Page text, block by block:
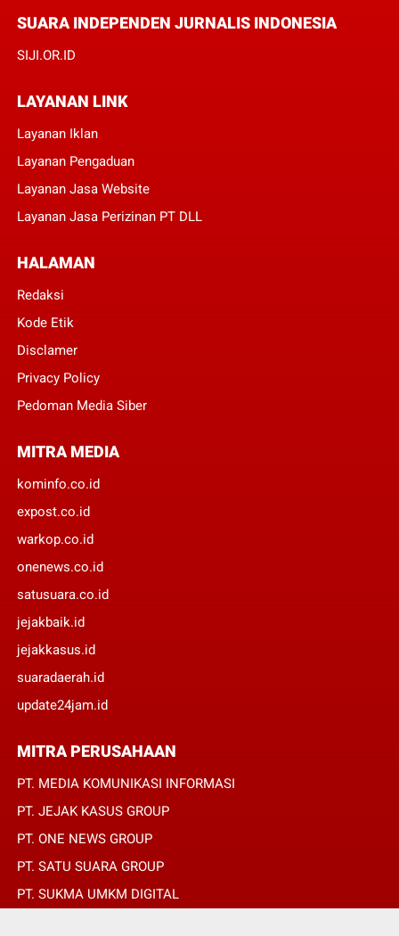
SUARA INDEPENDEN JURNALIS INDONESIA
SIJI.OR.ID
LAYANAN LINK
Layanan Iklan
Layanan Pengaduan
Layanan Jasa Website
Layanan Jasa Perizinan PT DLL
HALAMAN
Redaksi
Kode Etik
Disclamer
Privacy Policy
Pedoman Media Siber
MITRA MEDIA
kominfo.co.id
expost.co.id
warkop.co.id
onenews.co.id
satusuara.co.id
jejakbaik.id
jejakkasus.id
suaradaerah.id
update24jam.id
MITRA PERUSAHAAN
PT. MEDIA KOMUNIKASI INFORMASI
PT. JEJAK KASUS GROUP
PT. ONE NEWS GROUP
PT. SATU SUARA GROUP
PT. SUKMA UMKM DIGITAL